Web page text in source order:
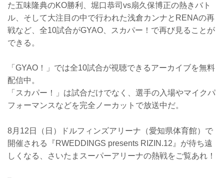
た五味隆典のKO勝利、堀口恭司vs扇久保博正の熱きバト
ル、そして大注目の中で行われた浅倉カンナとRENAの再
戦など、全10試合がGYAO、スカパー！で再び見ることが
できる。
「GYAO！」では全10試合が視聴できるアーカイブを無料
配信中。
「スカパー！」は試合だけでなく、選手の入場やマイクパ
フォーマンスなどを完全ノーカットで放送中だ。
8月12日（日）ドルフィンズアリーナ（愛知県体育館）で
開催される『RWEDDINGS presents RIZIN.12』が待ち遠
しくなる、さいたまスーパーアリーナの熱戦をご覧あれ！